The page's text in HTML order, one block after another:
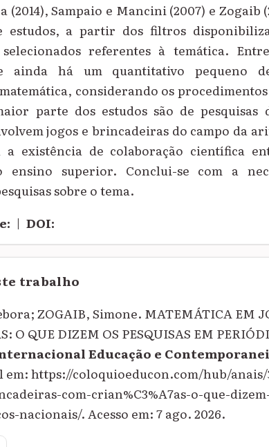
(2014), Sampaio e Mancini (2007) e Zogaib
estudos, a partir dos filtros
referentes à temática.
ainda há um quantitativo pequeno
considerando os procedimentos
parte dos estudos são de pesquisas
jogos e brincadeiras do campo da
a existência de colaboração científica
ensino superior. Conclui-se com a
sobre o tema.
| DOI:
trabalho
ZOGAIB, Simone. MATEMÁTICA EM
O QUE DIZEM OS PESQUISAS EM
Educação e
em: https://coloquioeducon.com/hub/anais/
com-crian%C3%A7as-o-que-
nacionais/. Acesso em: 7 ago. 2026.